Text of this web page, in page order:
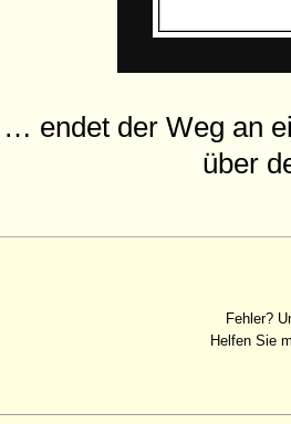
… endet der Weg an
über
Fehler?
Helfen Sie